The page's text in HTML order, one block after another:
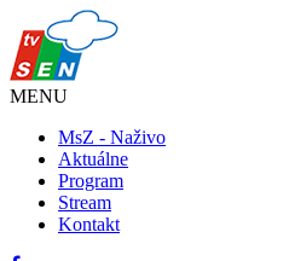
MENU
MsZ - Naživo
Aktuálne
Program
Stream
Kontakt